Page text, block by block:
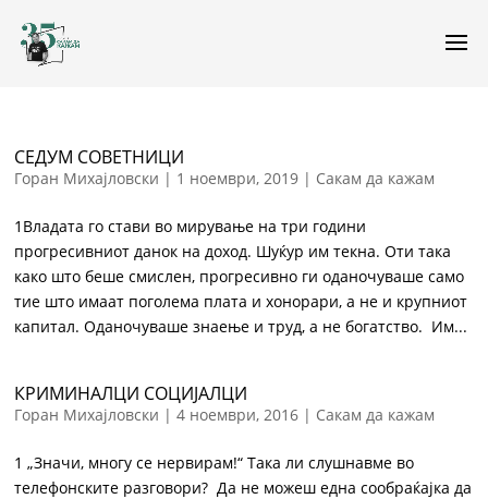
СЕДУМ СОВЕТНИЦИ
Горан Михајловски | 1 ноември, 2019 | Сакам да кажам
1Владата го стави во мирување на три години
прогресивниот данок на доход. Шуќур им текна. Оти така
како што беше смислен, прогресивно ги оданочуваше само
тие што имаат поголема плата и хонорари, а не и крупниот
капитал. Оданочуваше знаење и труд, а не богатство. Им...
КРИМИНАЛЦИ СОЦИЈАЛЦИ
Горан Михајловски |4 ноември, 2016 | Сакам да кажам
1 „Значи, многу се нервирам!“ Така ли слушнавме во
телефонските разговори? Да не можеш една сообраќајка да